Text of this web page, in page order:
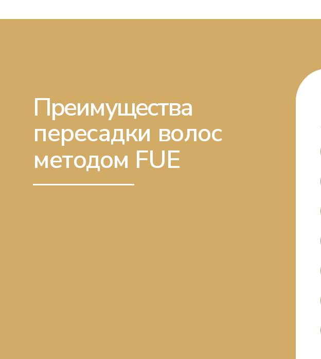
Преимущества
пересадки волос
методом FUE